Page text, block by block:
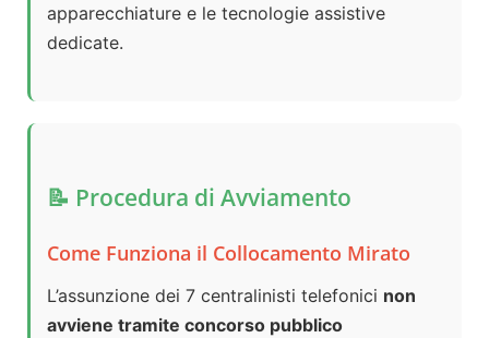
apparecchiature e le tecnologie assistive
dedicate.
📝 Procedura di Avviamento
Come Funziona il Collocamento Mirato
L’assunzione dei 7 centralinisti telefonici non
avviene tramite concorso pubblico